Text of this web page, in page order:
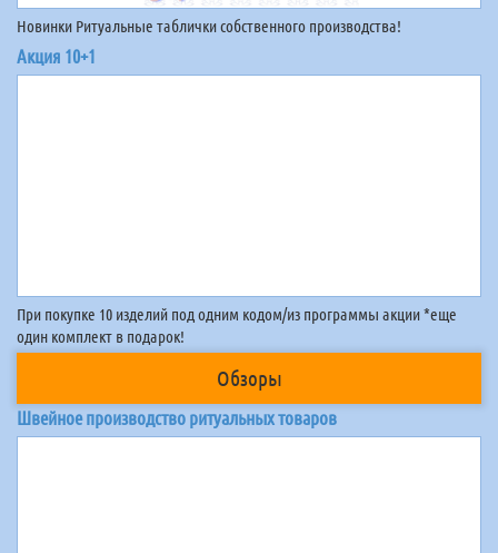
Новинки Ритуальные таблички собственного производства!
Акция 10+1
При покупке 10 изделий под одним кодом/из программы акции *еще
один комплект в подарок!
Обзоры
Швейное производство ритуальных товаров